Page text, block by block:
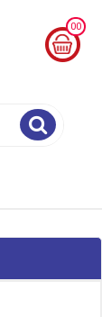
00
0,00